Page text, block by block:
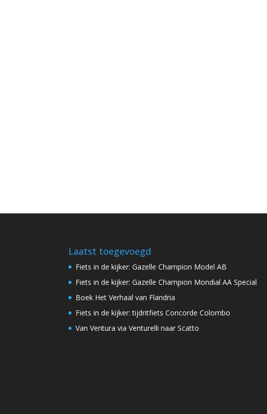
Laatst toegevoegd
Fiets in de kijker: Gazelle Champion Model AB
Fiets in de kijker: Gazelle Champion Mondial AA Special
Boek Het Verhaal van Flandria
Fiets in de kijker: tijdritfiets Concorde Colombo
Van Ventura via Venturelli naar Scatto